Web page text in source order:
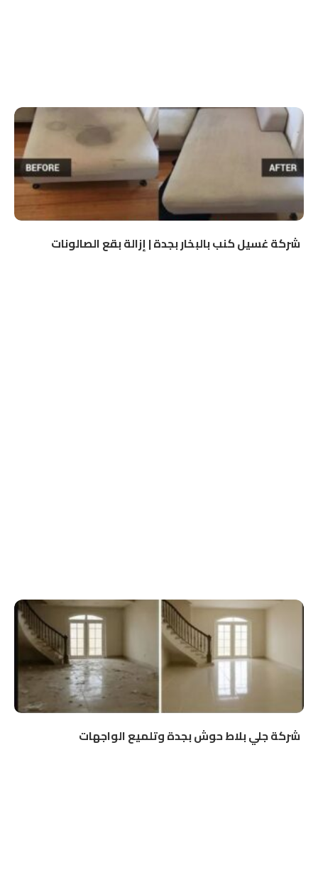
شركة غسيل كنب بالبخار بجدة | إزالة بقع الصالونات
شركة جلي بلاط حوش بجدة وتلميع الواجهات